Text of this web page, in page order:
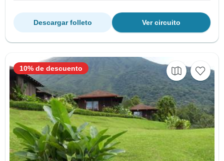
Ver circuito
Descargar folleto
10% de descuento